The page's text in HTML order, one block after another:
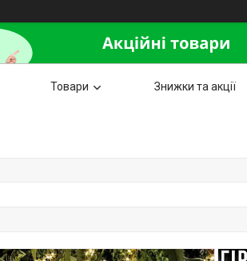
Товари Знижки та акції